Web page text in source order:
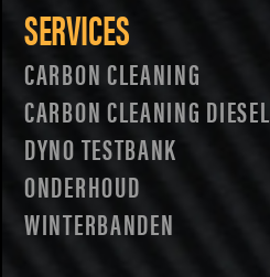
SERVICES
CARBON CLEANING
CARBON CLEANING DIESEL
DYNO TESTBANK
ONDERHOUD
WINTERBANDEN